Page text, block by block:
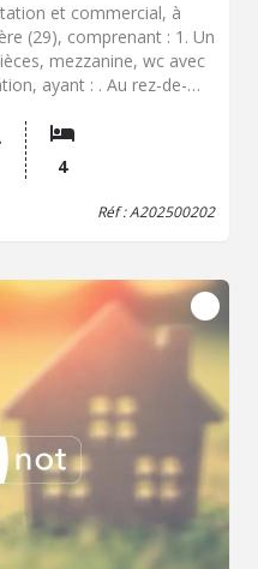
et commercial, à
(29), comprenant : 1. Un
mezzanine, wc avec
ayant : . Au rez-de-
salle d'eau, wc,
dont une avec
avec abri.
4
Réf : A202500202